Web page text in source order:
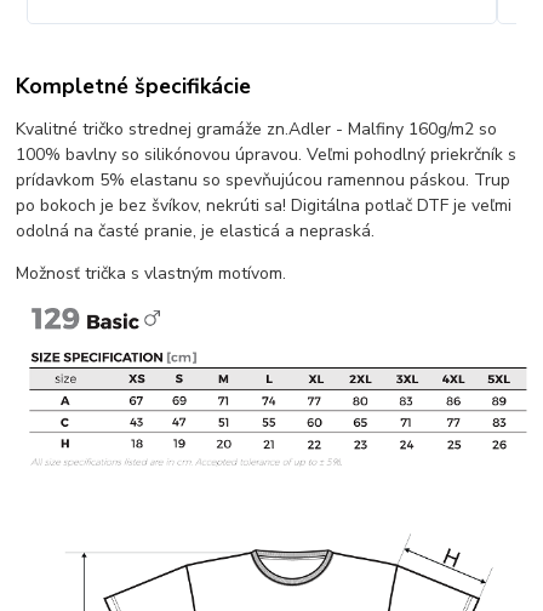
Kompletné špecifikácie
Kvalitné tričko strednej gramáže zn.Adler - Malfiny 160g/m2 so
100% bavlny so silikónovou úpravou. Veľmi pohodlný priekrčník s
prídavkom 5% elastanu so spevňujúcou ramennou páskou. Trup
po bokoch je bez švíkov, nekrúti sa! Digitálna potlač DTF je veľmi
odolná na časté pranie, je elasticá a nepraská.
Možnosť trička s vlastným motívom.